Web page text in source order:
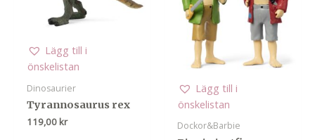
Lägg till i
önskelistan
Dinosaurier
Tyrannosaurus rex
119,00 kr
Lägg till i
önskelistan
Dockor&Barbie